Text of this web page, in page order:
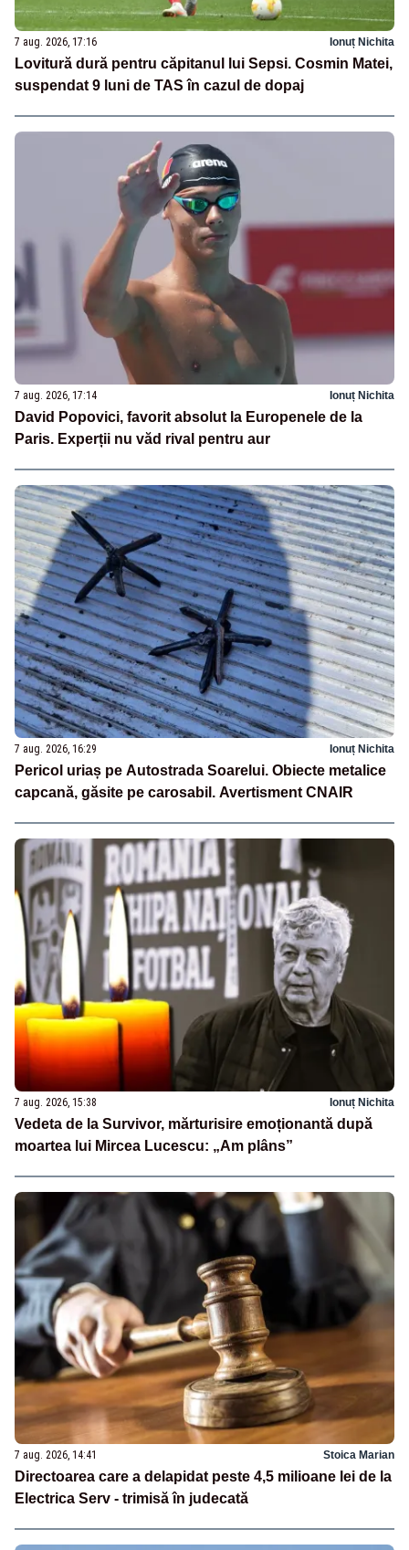
7 aug. 2026, 17:16 Ionuț Nichita
Lovitură dură pentru căpitanul lui Sepsi. Cosmin Matei,
suspendat 9 luni de TAS în cazul de dopaj
7 aug. 2026, 17:14 Ionuț Nichita
David Popovici, favorit absolut la Europenele de la
Paris. Experții nu văd rival pentru aur
7 aug. 2026, 16:29 Ionuț Nichita
Pericol uriaș pe Autostrada Soarelui. Obiecte metalice
capcană, găsite pe carosabil. Avertisment CNAIR
7 aug. 2026, 15:38 Ionuț Nichita
Vedeta de la Survivor, mărturisire emoționantă după
moartea lui Mircea Lucescu: „Am plâns”
7 aug. 2026, 14:41 Stoica Marian
Directoarea care a delapidat peste 4,5 milioane lei de la
Electrica Serv - trimisă în judecată